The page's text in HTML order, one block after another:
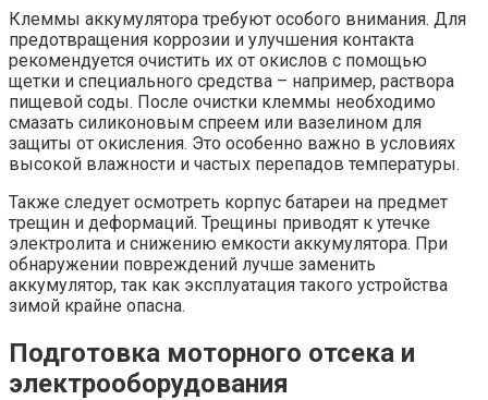
Клеммы аккумулятора требуют особого внимания. Для
предотвращения коррозии и улучшения контакта
рекомендуется очистить их от окислов с помощью
щетки и специального средства – например, раствора
пищевой соды. После очистки клеммы необходимо
смазать силиконовым спреем или вазелином для
защиты от окисления. Это особенно важно в условиях
высокой влажности и частых перепадов температуры.
Также следует осмотреть корпус батареи на предмет
трещин и деформаций. Трещины приводят к утечке
электролита и снижению емкости аккумулятора. При
обнаружении повреждений лучше заменить
аккумулятор, так как эксплуатация такого устройства
зимой крайне опасна.
Подготовка моторного отсека и
электрооборудования